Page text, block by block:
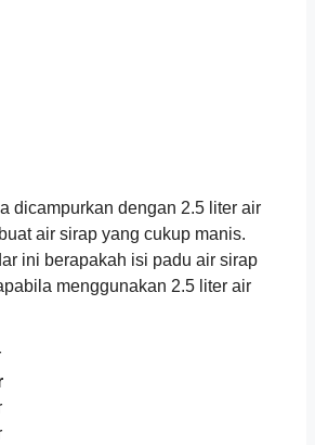
dicampurkan dengan 2.5 liter air
air sirap yang cukup manis.
ini berapakah isi padu air sirap
menggunakan 2.5 liter air